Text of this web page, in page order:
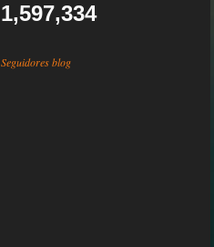
1,597,334
Seguidores blog